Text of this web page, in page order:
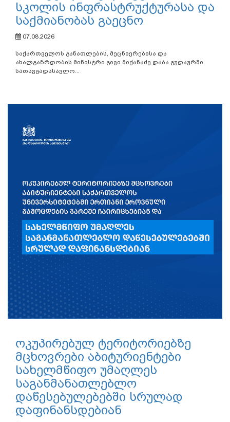
სკოლის ინფრასტრუქტურასა და
საქმიანობას გაეცნო
07.08.2026
საქართველოს განათლების, მეცნიერებისა და
ახალგაზრდობის მინისტრი გივი მიქანაძე დაბა გუდაურში
სათავგადასავლო...
ოკუპირებულ ტერიტორიებზე
მცხოვრები აბიტურიენტები
სახელმწიფო უმაღლეს
საგანმანათლებლო
დაწესებულებებში სრულად
დაფინანსდებიან